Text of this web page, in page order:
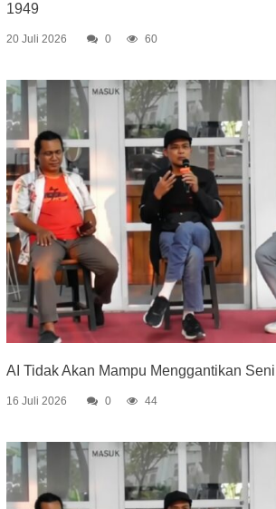
1949
20 Juli 2026 0 60
AI Tidak Akan Mampu Menggantikan
16 Juli 2026 0 44